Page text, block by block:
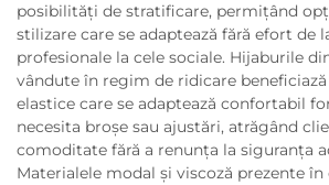
posibilități de stratificare, permițând
stilizare care se adaptează fără efort de
profesionale la cele sociale. Hijaburile
vândute în regim de ridicare
elastice care se adaptează confortabil
necesita broșe sau ajustări, atrăgând
comoditate fără a renunța la siguranța
Materialele modal și viscoză prezente